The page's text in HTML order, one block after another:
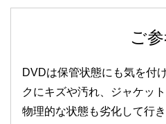
ご
DVDは保管状態にも気を付
クにキズや汚れ、ジャケッ
物理的な状態も劣化して行